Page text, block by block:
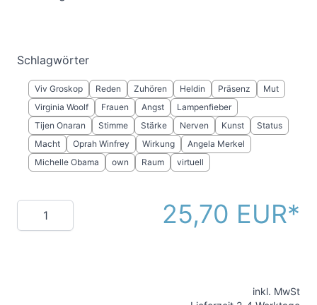
Schlagwörter
Viv Groskop Reden Zuhören Heldin Präsenz
Mut
Virginia Woolf
Frauen Angst
Lampenfieber
Tijen Onaran
Stimme Stärke Nerven Kunst
Status
Macht
Oprah Winfrey Wirkung
Angela Merkel
Michelle Obama
own Raum virtuell
Menge 25,70 EUR
inkl. MwSt